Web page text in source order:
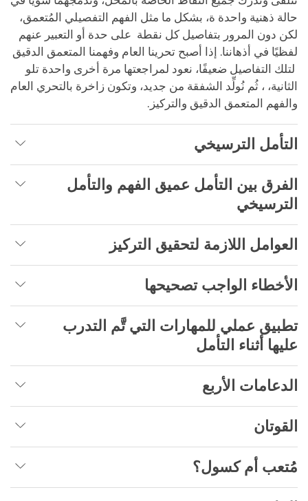
حالة ذهنية واحدة ة، بشكل ما مثل الفهم التفصيلي المُتعمق،
لكن دون المرور بتفاصيل كل نقطة على حدة أو التعبير عنهم
لفظيًا في أذهاننا. إذا أصبح تحرينا العام وفهمنا المتعمق الدقيق
لتلك التفاصيل ضعيفًا، نعود لمراجعتها مرة أخرى واحدة تلو
الثانية، ، ثُم نُولِّد الشفقة من جديد، وتكون زاخرة بالتحري العام
والفهم المتعمق الدقيق والتركيز.
التأمل الترسيخي
الفرق بين التأمل عميق الفهم والتأمل
الترسيخي
العوامل اللازمة لتحقيق التركيز
الأخطاء الواجب تصحيحها
تطبيق عملي للمهارات التي تَّم التدرب
عليها أثناء التأمل
الدعامات الأربع
القوتان
مُتعب أم كسول؟